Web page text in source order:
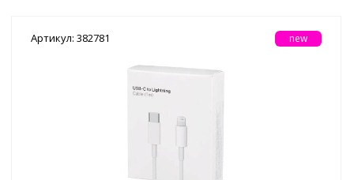
Артикул: 382781 new